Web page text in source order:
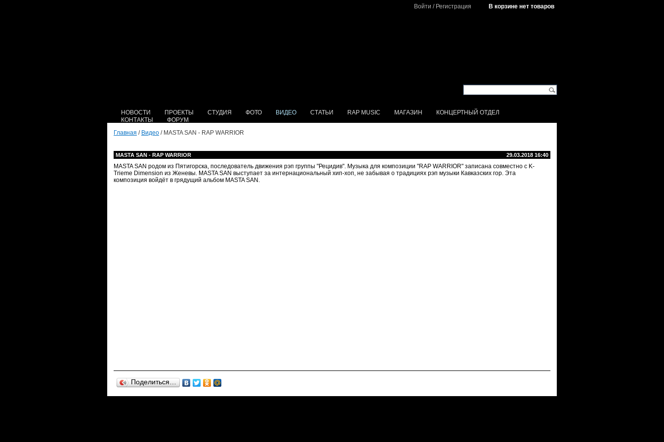
Войти / Регистрация В корзине нет товаров
НОВОСТИ ПРОЕКТЫ СТУДИЯ ФОТО ВИДЕО СТАТЬИ RAP MUSIC МАГАЗИН
КОНЦЕРТНЫЙ ОТДЕЛ
КОНТАКТЫ
ФОРУМ
Главная / Видео / MASTA SAN - RAP WARRIOR
29.03.2018 16:40
MASTA SAN - RAP WARRIOR
MASTA SAN родом из Пятигорска, последователь движения рэп группы "Рецидив". Музыка для композиции "RAP WARRIOR" записана совместно с K-
Trieme Dimension из Женевы. MASTA SAN выступает за интернациональный хип-хоп, не забывая о традициях рэп музыки Кавказских гор. Эта
композиция войдёт в грядущий альбом MASTA SAN.
Поделиться…